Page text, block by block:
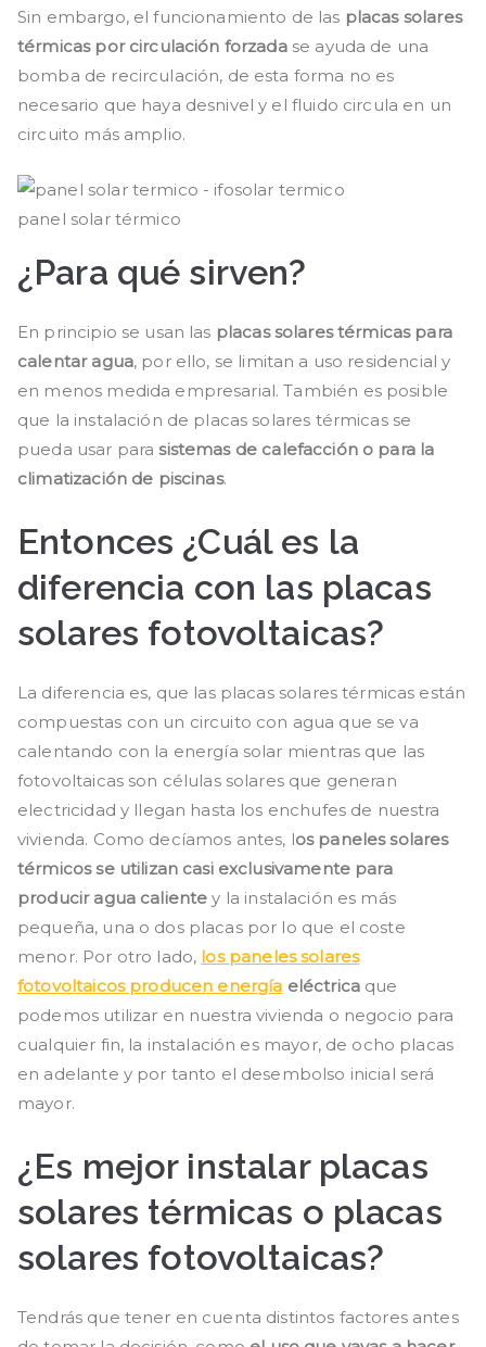
Sin embargo, el funcionamiento de las placas solares
térmicas por circulación forzadase ayuda de una
bomba de recirculación, de esta forma no es
necesario que haya desnivel y el fluido circula en un
circuito más amplio.
panel solar térmico
¿Para qué sirven?
En principio se usan las placas solares térmicas para
calentar agua, por ello, se limitan a uso residencial y
en menos medida empresarial. También es posible
que la instalación de placas solares térmicas se
pueda usar parasistemas de calefacción o para la
climatización de piscinas.
Entonces ¿Cuál es la
diferencia con las placas
solares fotovoltaicas?
La diferencia es, que las placas solares térmicas están
compuestas con un circuito con agua que se va
calentando con la energía solar mientras que las
fotovoltaicas son células solares que generan
electricidad y llegan hasta los enchufes de nuestra
vivienda. Como decíamos antes, los paneles solares
térmicos se utilizan casi exclusivamente para
producir agua caliente y la instalación es más
pequeña, una o dos placas por lo que el coste
menor. Por otro lado, los paneles solares
fotovoltaicos producen energía eléctrica que
podemos utilizar en nuestra vivienda o negocio para
cualquier fin, la instalación es mayor, de ocho placas
en adelante y por tanto el desembolso inicial será
mayor.
¿Es mejor instalar placas
solares térmicas o placas
solares fotovoltaicas?
Tendrás que tener en cuenta distintos factores antes